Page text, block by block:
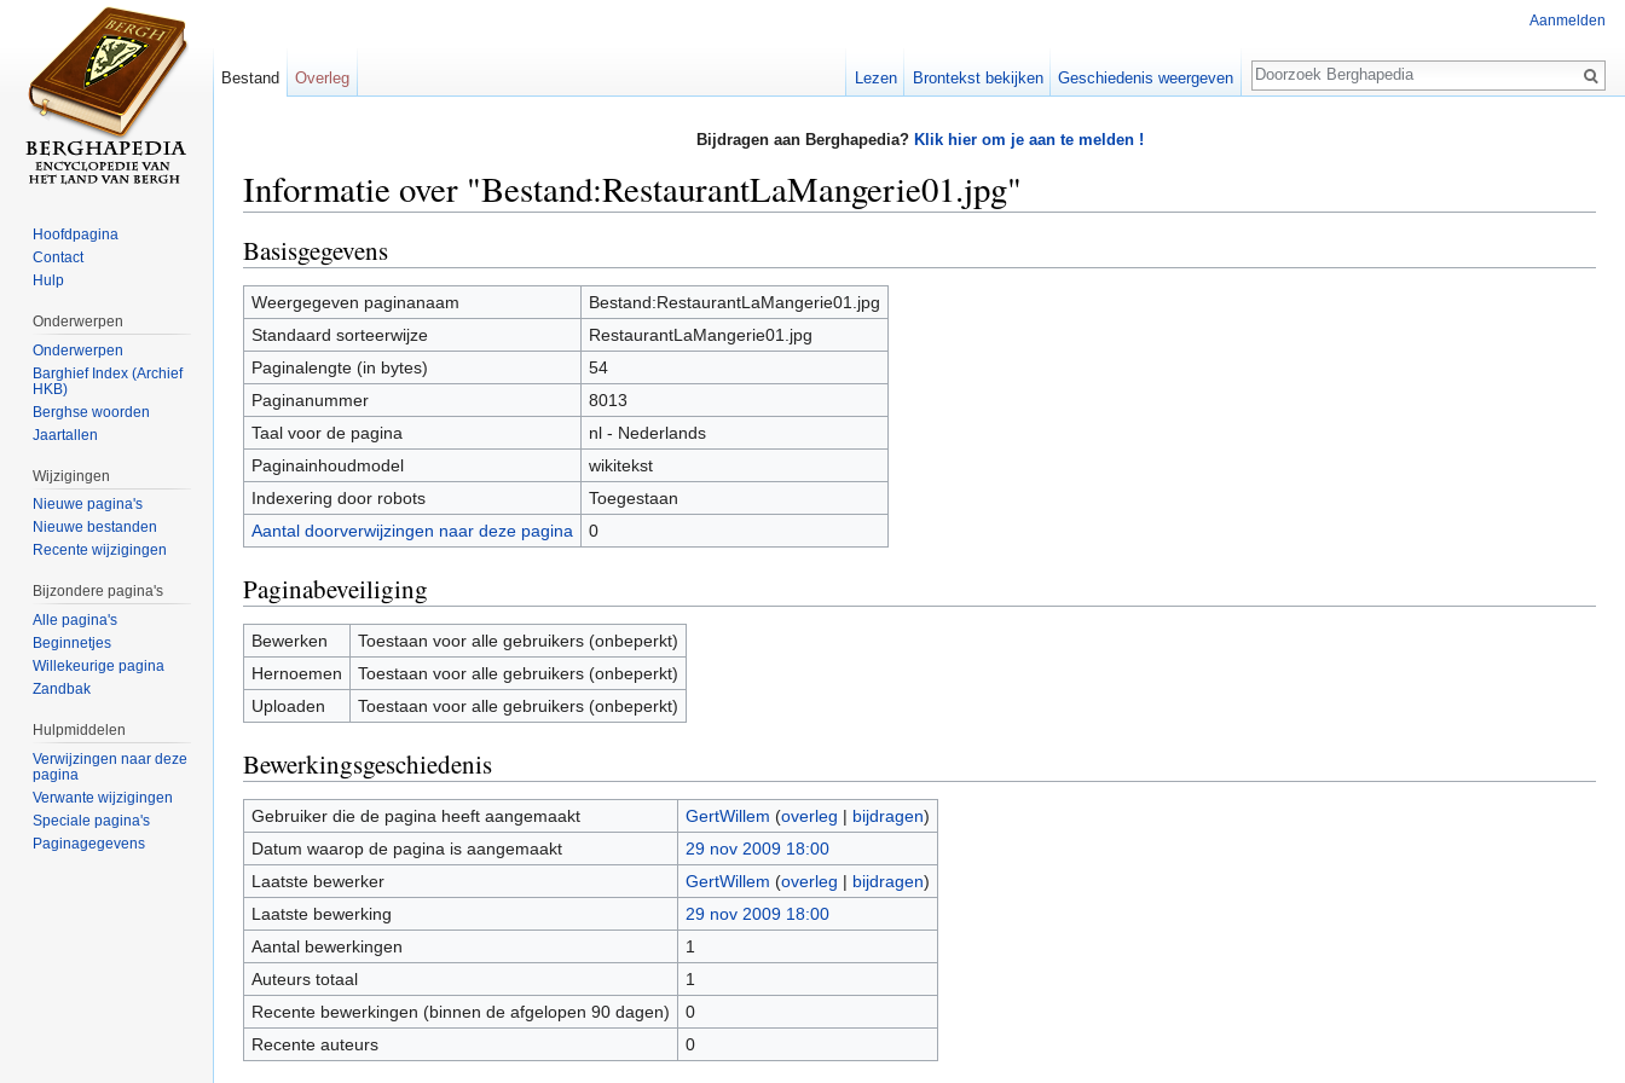
Bijdragen aan Berghapedia? Klik hier om je aan te melden !
Informatie over "Bestand:RestaurantLaMangerie01.jpg"
Basisgegevens
Weergegeven paginanaam
Bestand:RestaurantLaMangerie01.jpg
Standaard sorteerwijze
RestaurantLaMangerie01.jpg
Paginalengte (in bytes)
54
Paginanummer
8013
Taal voor de pagina
nl - Nederlands
Paginainhoudmodel
wikitekst
Indexering door robots
Toegestaan
Aantal doorverwijzingen naar deze pagina
0
Paginabeveiliging
Bewerken
Toestaan voor alle gebruikers (onbeperkt)
Hernoemen
Toestaan voor alle gebruikers (onbeperkt)
Uploaden
Toestaan voor alle gebruikers (onbeperkt)
Bewerkingsgeschiedenis
Gebruiker die de pagina heeft aangemaakt GertWillem (overleg | bijdragen)
Datum waarop de pagina is aangemaakt
29 nov 2009 18:00
Laatste bewerker
GertWillem (overleg | bijdragen)
Laatste bewerking
29 nov 2009 18:00
Aantal bewerkingen
1
Auteurs totaal
1
Recente bewerkingen (binnen de afgelopen 90 dagen)
0
Recente auteurs
0
Aanmelden
Bestand Overleg Lezen Brontekst bekijken Geschiedenis weergeven
Zoeken
Hoofdpagina
Contact
Hulp
Onderwerpen
Onderwerpen
Barghief Index (Archief
HKB)
Berghse woorden
Jaartallen
Wijzigingen
Nieuwe pagina's
Nieuwe bestanden
Recente wijzigingen
Bijzondere pagina's
Alle pagina's
Beginnetjes
Willekeurige pagina
Zandbak
Hulpmiddelen
Verwijzingen naar deze
pagina
Verwante wijzigingen
Speciale pagina's
Paginagegevens